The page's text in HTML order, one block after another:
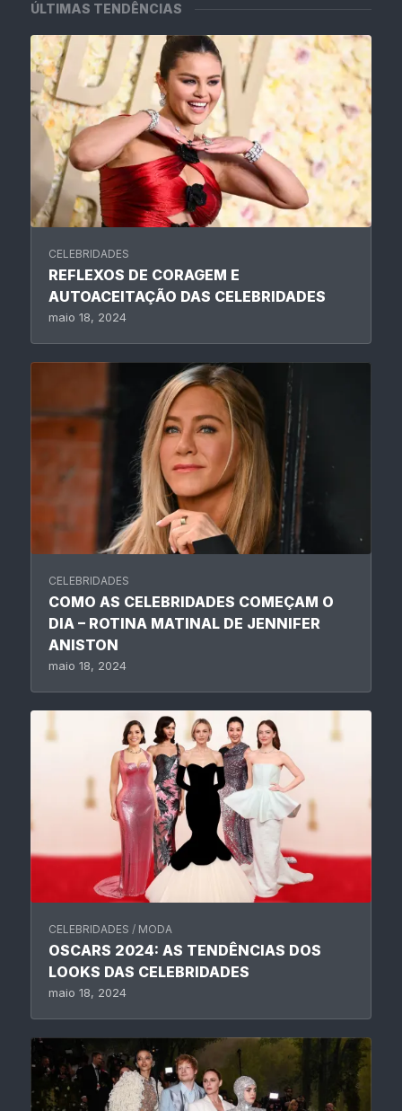
ÚLTIMAS TENDÊNCIAS
CELEBRIDADES
REFLEXOS DE CORAGEM E
AUTOACEITAÇÃO DAS CELEBRIDADES
maio 18, 2024
CELEBRIDADES
COMO AS CELEBRIDADES COMEÇAM O
DIA – ROTINA MATINAL DE JENNIFER
ANISTON
maio 18, 2024
CELEBRIDADES / MODA
OSCARS 2024: AS TENDÊNCIAS DOS
LOOKS DAS CELEBRIDADES
maio 18, 2024